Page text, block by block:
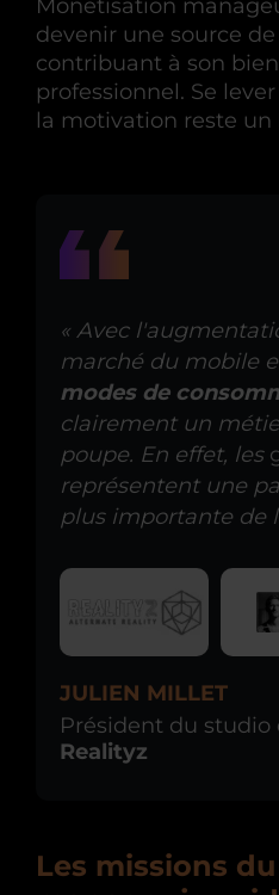
Monetisation
devenir une source
contribuant à son
professionnel. Se
la motivation reste
« Avec
marché du mobile
modes de
clairement un
poupe. En effet, les
représentent une
plus importante de
JULIEN MILLET
Président du studio
Realityz
Les missions